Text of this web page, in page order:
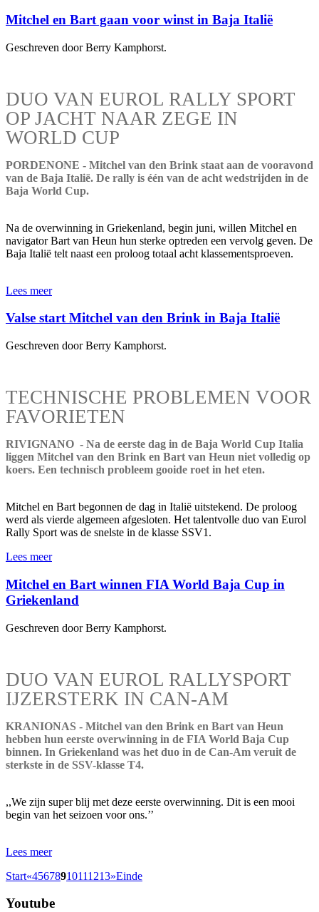
Mitchel en Bart gaan voor winst in Baja Italië
Geschreven door Berry Kamphorst.
DUO VAN EUROL RALLY SPORT
OP JACHT NAAR ZEGE IN
WORLD CUP
PORDENONE - Mitchel van den Brink staat aan de vooravond
van de Baja Italië. De rally is één van de acht wedstrijden in de
Baja World Cup.
Na de overwinning in Griekenland, begin juni, willen Mitchel en
navigator Bart van Heun hun sterke optreden een vervolg geven. De
Baja Italië telt naast een proloog totaal acht klassementsproeven.
Lees meer
Valse start Mitchel van den Brink in Baja Italië
Geschreven door Berry Kamphorst.
TECHNISCHE PROBLEMEN VOOR
FAVORIETEN
RIVIGNANO - Na de eerste dag in de Baja World Cup Italia
liggen Mitchel van den Brink en Bart van Heun niet volledig op
koers. Een technisch probleem gooide roet in het eten.
Mitchel en Bart begonnen de dag in Italië uitstekend. De proloog
werd als vierde algemeen afgesloten. Het talentvolle duo van Eurol
Rally Sport was de snelste in de klasse SSV1.
Lees meer
Mitchel en Bart winnen FIA World Baja Cup in
Griekenland
Geschreven door Berry Kamphorst.
DUO VAN EUROL RALLYSPORT
IJZERSTERK IN CAN-AM
KRANIONAS - Mitchel van den Brink en Bart van Heun
hebben hun eerste overwinning in de FIA World Baja Cup
binnen. In Griekenland was het duo in de Can-Am veruit de
sterkste in de SSV-klasse T4.
,,We zijn super blij met deze eerste overwinning. Dit is een mooi
begin van het seizoen voor ons.’’
Lees meer
Start«45678910111213»Einde
Youtube